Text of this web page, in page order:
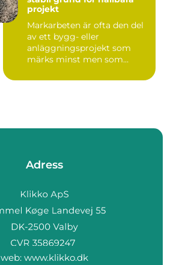
projekt
Markarbeten är ofta den del
av ett bygg- eller
anläggningsprojekt som
märks minst men som
Adress
web: www.klikko.dk